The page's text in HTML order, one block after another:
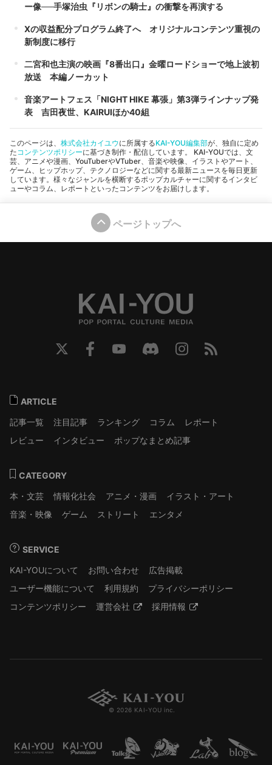
ー像──手塚治虫『リボンの騎士』の衝撃を再演する
Xの収益配分プログラム終了へ オリジナルコンテンツ重視の
新制度に移行
二宮和也主演の映画『8番出口』金曜ロードショーで地上波初
放送 本編ノーカット
音楽アートフェス「NIGHT HIKE 幕張」第3弾ラインナップ発
表 吉田夜世、KAIRUIほか40組
このページは、 株式会社カイユウに所属するKAI-YOU編集部が、独自に定め
たコンテンツポリシーに基づき制作・配信しています。 KAI-YOUでは、文
芸、アニメや漫画、YouTuberやVTuber、音楽や映像、イラストやアート、
ゲーム、ヒップホップ、テクノロジーなどに関する最新ニュースを毎日更新
しています。様々なジャンルを横断するポップカルチャーに関するインタビ
ューやコラム、レポートといったコンテンツをお届けします。
ページトップへ
ARTICLE
記事一覧
注目記事 ランキング コラム
レポート
レビュー
インタビュー ポップなまとめ記事
CATEGORY
本・文芸
情報化社会 アニメ・漫画
イラスト・アート
音楽・映像
ゲーム ストリート エンタメ
SERVICE
KAI-YOUについて
お問い合わせ
広告掲載
ユーザー機能について
利用規約
プライバシーポリシー
コンテンツポリシー
運営会社 採用情報
© 2026 KAI-YOU inc.